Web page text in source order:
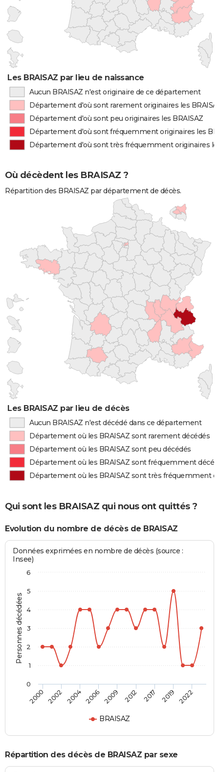
Les BRAISAZ par lieu de naissance
Aucun BRAISAZ n'est originaire de ce département
Département d'où sont rarement originaires les
Département d'où sont peu originaires les BRAISAZ
Département d'où sont fréquemment originaires les
Département d'où sont très fréquemment originaires
Où décèdent les BRAISAZ ?
Répartition des BRAISAZ par département de décès.
Les BRAISAZ par lieu de décès
Aucun BRAISAZ n'est décédé dans ce département
Département où les BRAISAZ sont rarement décédés
Département où les BRAISAZ sont peu décédés
Département où les BRAISAZ sont fréquemment
Département où les BRAISAZ sont très fréquemment
Qui sont les BRAISAZ qui nous ont quittés ?
Evolution du nombre de décès de BRAISAZ
Personnes décédées
Données exprimées en nombre de décès (source :
Insee)
BRAISAZ
2000 2002 2004 2006 2009 2012 2017 2019 2022
0
1
2
3
4
5
6
Répartition des décès de BRAISAZ par sexe